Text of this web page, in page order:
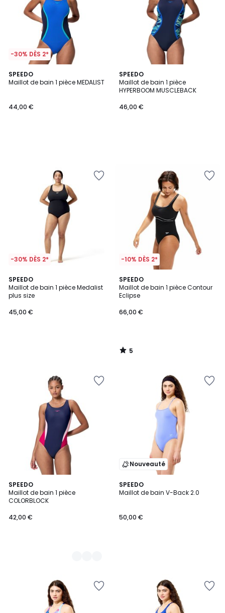
-30% DÈS 2*
SPEEDO
Maillot de bain 1 pièce MEDALIST
44,00 €
SPEEDO
Maillot de bain 1 pièce
HYPERBOOM MUSCLEBACK
46,00 €
-30% DÈS 2*
SPEEDO
Maillot de bain 1 pièce Medalist
plus size
45,00 €
-10% DÈS 2*
SPEEDO
Maillot de bain 1 pièce Contour
Eclipse
66,00 €
5
/
5
5
/
SPEEDO
Maillot de bain 1 pièce
COLORBLOCK
42,00 €
2
Couleurs
Nouveauté
SPEEDO
Maillot de bain V-Back 2.0
50,00 €